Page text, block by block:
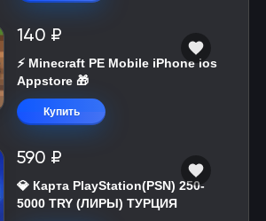
140 ₽
⚡️ Minecraft PE Mobile iPhone ios
Appstore 🎁
Купить
590 ₽
💎 Карта PlayStation(PSN) 250-
5000 TRY (ЛИРЫ) ТУРЦИЯ